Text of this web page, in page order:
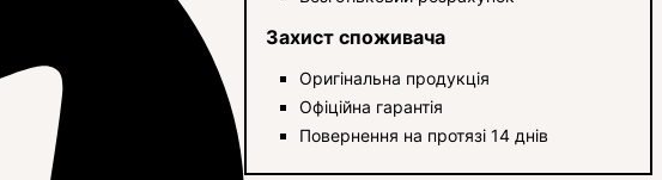
Захист споживача
Оригінальна продукція
Офіційна гарантія
Повернення на протязі 14 днів